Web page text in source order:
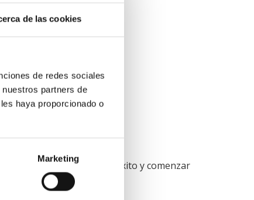
de las cookies
de redes sociales
partners de
haya proporcionado o
Marketing
trabajo para obtener éxito y comenzar